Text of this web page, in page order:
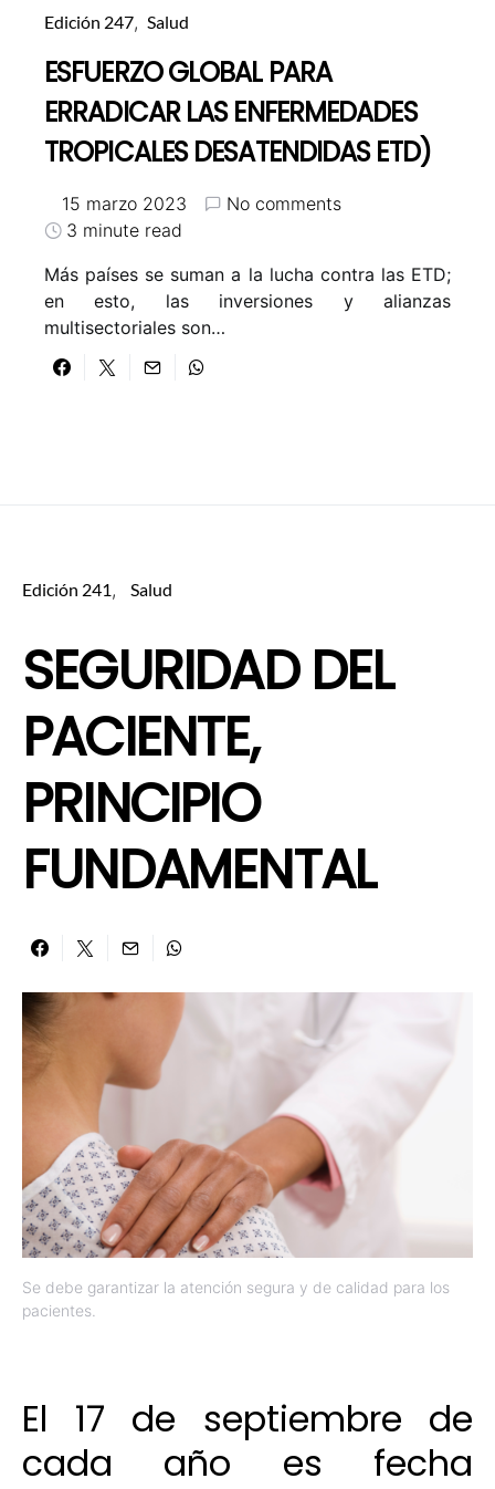
Edición 247 Salud
ESFUERZO GLOBAL PARA
ERRADICAR LAS ENFERMEDADES
TROPICALES DESATENDIDAS ETD)
15 marzo 2023
No comments
3 minute read
Más países se suman a la lucha contra las ETD;
en esto, las inversiones y alianzas
multisectoriales son…
Se debe garantizar la atención segura y de calidad para los
pacientes.
Edición 241 Salud
SEGURIDAD DEL
PACIENTE,
PRINCIPIO
FUNDAMENTAL
El 17 de septiembre de
cada año es fecha